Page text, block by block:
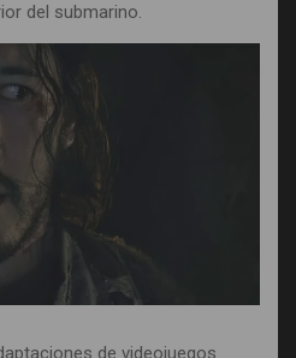
del submarino.
de videojuegos